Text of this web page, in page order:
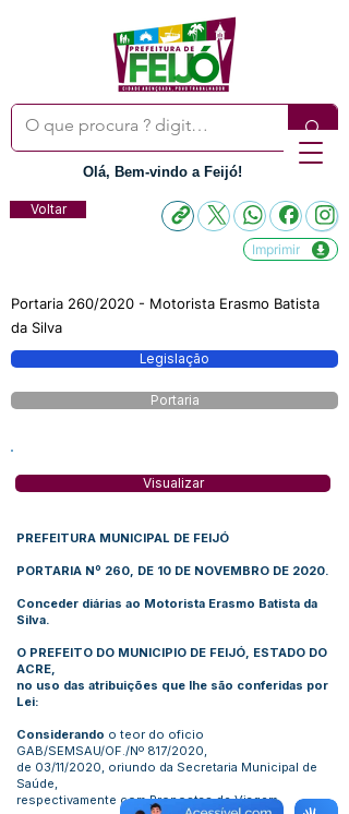
Olá, Bem-vindo a Feijó!
Voltar
Imprimir
Portaria 260/2020 - Motorista Erasmo Batista
da Silva
Legislação
Portaria
Visualizar
PREFEITURA MUNICIPAL DE FEIJÓ
PORTARIA Nº 260, DE 10 DE NOVEMBRO DE 2020.
Conceder diárias ao Motorista Erasmo Batista da
Silva.
O PREFEITO DO MUNICIPIO DE FEIJÓ, ESTADO DO
ACRE,
no uso das atribuições que lhe são conferidas por
Lei:
Considerando o teor do oficio
GAB/SEMSAU/OF./Nº 817/2020,
de 03/11/2020, oriundo da Secretaria Municipal de
Saúde,
respectivamente com Propostas de Viagem.